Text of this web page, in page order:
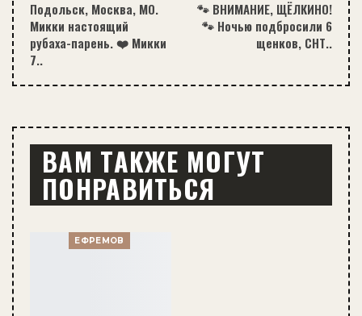
Подольск, Москва, МО.
Микки настоящий
рубаха-парень. ❤️ Микки
7..
🐾 ВНИМАНИЕ, ЩЁЛКИНО!
🐾 Ночью подбросили 6
щенков, СНТ..
ВАМ ТАКЖЕ МОГУТ
ПОНРАВИТЬСЯ
ЕФРЕМОВ